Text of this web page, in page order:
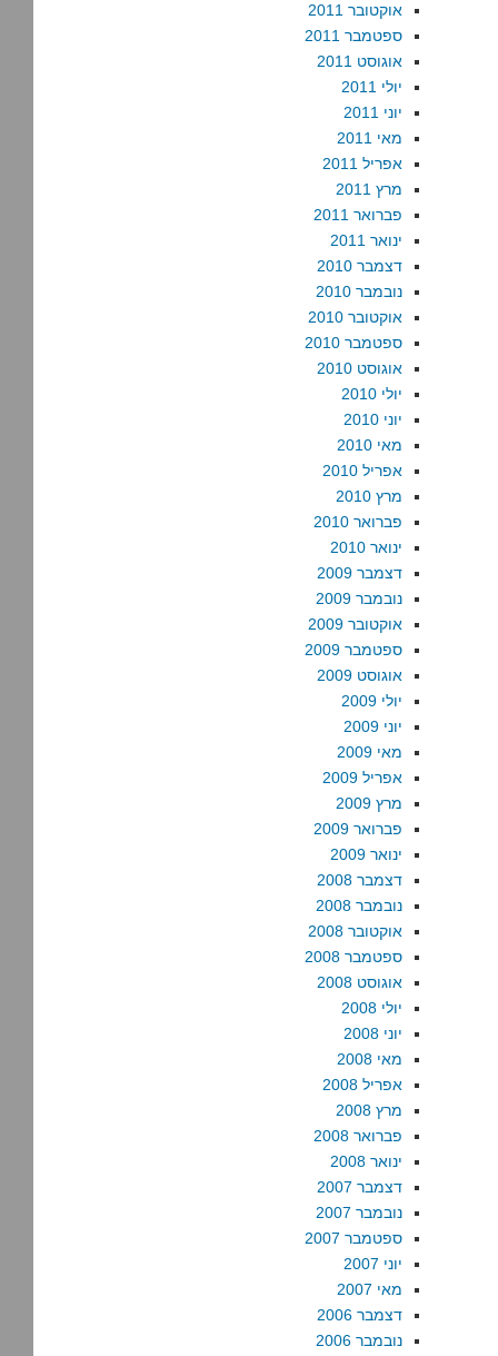
אוקטובר 2011
ספטמבר 2011
אוגוסט 2011
יולי 2011
יוני 2011
מאי 2011
אפריל 2011
מרץ 2011
פברואר 2011
ינואר 2011
דצמבר 2010
נובמבר 2010
אוקטובר 2010
ספטמבר 2010
אוגוסט 2010
יולי 2010
יוני 2010
מאי 2010
אפריל 2010
מרץ 2010
פברואר 2010
ינואר 2010
דצמבר 2009
נובמבר 2009
אוקטובר 2009
ספטמבר 2009
אוגוסט 2009
יולי 2009
יוני 2009
מאי 2009
אפריל 2009
מרץ 2009
פברואר 2009
ינואר 2009
דצמבר 2008
נובמבר 2008
אוקטובר 2008
ספטמבר 2008
אוגוסט 2008
יולי 2008
יוני 2008
מאי 2008
אפריל 2008
מרץ 2008
פברואר 2008
ינואר 2008
דצמבר 2007
נובמבר 2007
ספטמבר 2007
יוני 2007
מאי 2007
דצמבר 2006
נובמבר 2006